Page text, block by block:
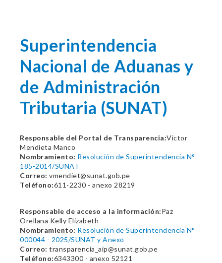
Superintendencia
Nacional de Aduanas y
de Administración
Tributaria (SUNAT)
Responsable del Portal de Transparencia:Victor
Mendieta Manco
Nombramiento: Resolución de Superintendencia N°
185-2014/SUNAT
Correo: vmendiet@sunat.gob.pe
Teléfono:611-2230 - anexo 28219
Responsable de acceso a la información:Paz
Orellana Kelly Elizabeth
Nombramiento: Resolución de Superintendencia N°
000044 - 2025/SUNAT y Anexo
Correo: transparencia_aip@sunat.gob.pe
Teléfono:6343300 - anexo 52121